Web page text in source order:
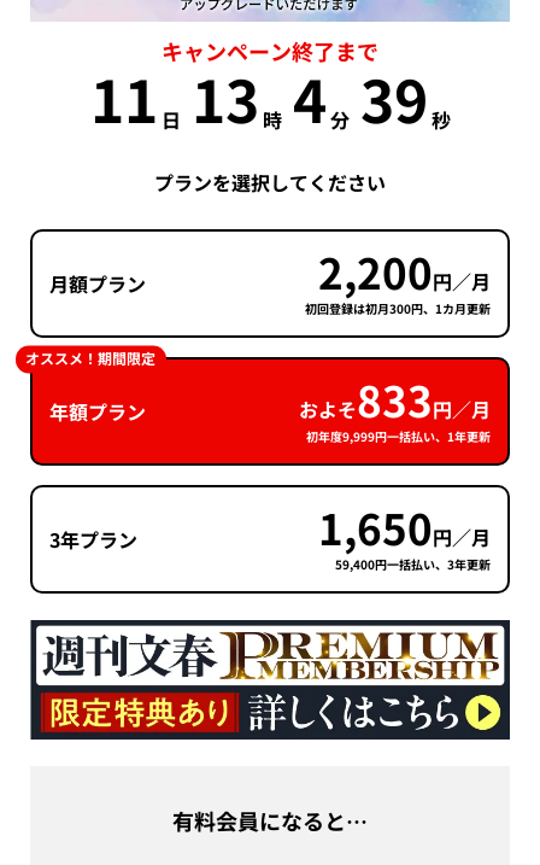
キャンペーン終了まで
11 日 13 時 4分 38 秒
プランを選択してください
月額プラン 2,200円／月
初回登録は初月300円、1カ月更新
年額プラン およそ833円／月
初年度9,999円一括払い、1年更新
オススメ！期間限定
3年プラン 1,650円／月
59,400円一括払い、3年更新
有料会員になると…